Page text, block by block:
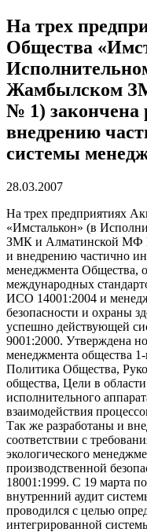
На трех
Общества
Жамбылском
№ 1) закончена
внедрению
системы
28.03.2007
На трех предприятиях
«Имсталькон» (в
ЗМК и Алматинской МФ №
и внедрению частично
менеджмента Общества,
международных
ИСО 14001:2004 и
безопасности и охраны
успешно действующей
9001:2000. Утверждена
менеджмента общества
Политика Общества,
общества, Цели в
исполнительного
взаимодействия
Так же разработаны и
соответствии с
экологического
производственной
18001:1999. С 19 марта
внутренний аудит
проводился с целью
интегрированной